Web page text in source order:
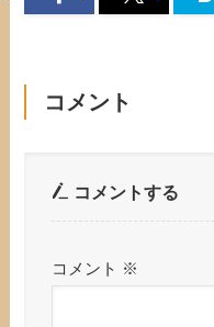
コメント
コメントする
コメント ※